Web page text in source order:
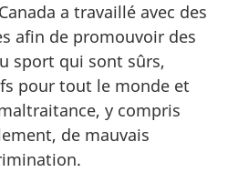
a travaillé avec des
afin de promouvoir des
sport qui sont sûrs,
pour tout le monde et
y compris
de mauvais